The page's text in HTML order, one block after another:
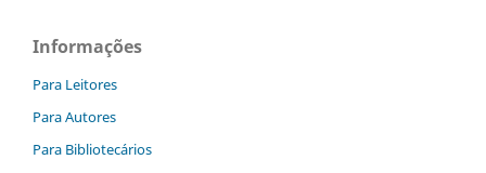
Informações
Para Leitores
Para Autores
Para Bibliotecários